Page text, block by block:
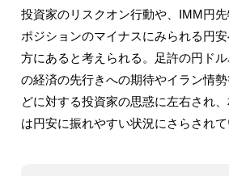
投資家のリスクオン行動や、IMM円
ポジションのマイナスにみられる円
方にあると考えられる。足許の円ド
の経済の先行きへの期待やイラン情
どに対する投資家の思惑に左右され
は円安に振れやすい状況にさらされて